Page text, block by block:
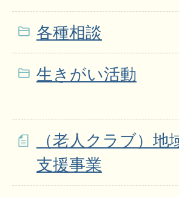
各種相談
生きがい活動
（老人クラブ）地
支援事業